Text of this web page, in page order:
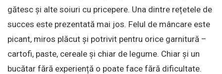
gătesc și alte soiuri cu pricepere. Una dintre rețetele de
succes este prezentată mai jos. Felul de mâncare este
picant, miros plăcut și potrivit pentru orice garnitură –
cartofi, paste, cereale și chiar de legume. Chiar și un
bucătar fără experiență o poate face fără dificultate.